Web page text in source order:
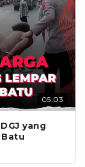
05:03
yang